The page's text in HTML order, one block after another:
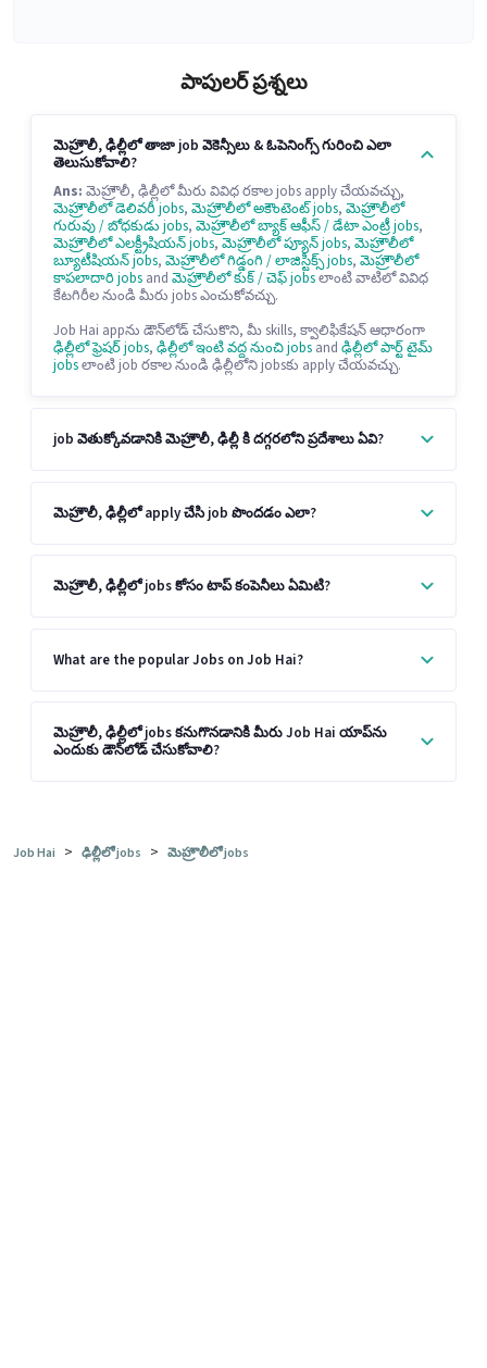
పాపులర్ ప్రశ్నలు
మెహ్రౌలీ, ఢిల్లీలో తాజా job వెకెన్సీలు & ఓపెనింగ్స్ గురించి ఎలా
తెలుసుకోవాలి?
Ans: మెహ్రౌలీ, ఢిల్లీలో మీరు వివిధ రకాల jobs apply చేయవచ్చు,
మెహ్రౌలీలో డెలివరీ jobs, మెహ్రౌలీలో అకౌంటెంట్ jobs, మెహ్రౌలీలో
గురువు / బోధకుడు jobs, మెహ్రౌలీలో బ్యాక్ ఆఫీస్ / డేటా ఎంట్రీ jobs,
మెహ్రౌలీలో ఎలక్ట్రీషియన్ jobs, మెహ్రౌలీలో ప్యూన్ jobs, మెహ్రౌలీలో
బ్యూటీషియన్ jobs, మెహ్రౌలీలో గిడ్డంగి / లాజిస్టిక్స్ jobs, మెహ్రౌలీలో
కాపలాదారి jobs and మెహ్రౌలీలో కుక్ / చెఫ్ jobsలాంటి వాటిలో వివిధ
కేటగిరీల నుండి మీరు jobs ఎంచుకోవచ్చు.
Job Hai appను డౌన్‌లోడ్ చేసుకొని, మీ skills, క్వాలిఫికేషన్ ఆధారంగా
ఢిల్లీలో ఫ్రెషర్ jobs, ఢిల్లీలో ఇంటి వద్ద నుంచి jobs and ఢిల్లీలో పార్ట్ టైమ్
jobsలాంటి job రకాల నుండి ఢిల్లీలోని jobsకు apply చేయవచ్చు.
job వెతుక్కోవడానికి మెహ్రౌలీ, ఢిల్లీ కి దగ్గరలోని ప్రదేశాలు ఏవి?
మెహ్రౌలీ, ఢిల్లీలో apply చేసి job పొందడం ఎలా?
మెహ్రౌలీ, ఢిల్లీలో jobs కోసం టాప్ కంపెనీలు ఏమిటి?
What are the popular Jobs on Job Hai?
మెహ్రౌలీ, ఢిల్లీలో jobs కనుగొనడానికి మీరు Job Hai యాప్‌ను
ఎందుకు డౌన్‌లోడ్ చేసుకోవాలి?
Job Hai > ఢిల్లీలో jobs > మెహ్రౌలీలో jobs